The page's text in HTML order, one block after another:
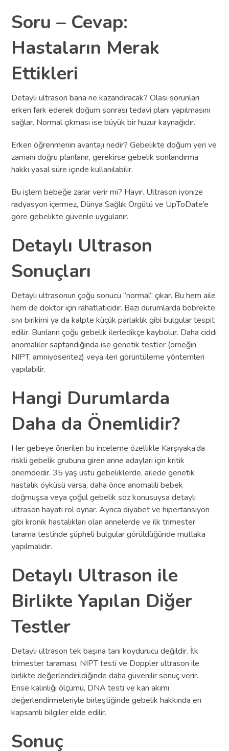
Soru – Cevap:
Hastaların Merak
Ettikleri
Detaylı ultrason bana ne kazandıracak? Olası sorunları
erken fark ederek doğum sonrası tedavi planı yapılmasını
sağlar. Normal çıkması ise büyük bir huzur kaynağıdır.
Erken öğrenmenin avantajı nedir? Gebelikte doğum yeri ve
zamanı doğru planlanır, gerekirse gebelik sonlandırma
hakkı yasal süre içinde kullanılabilir.
Bu işlem bebeğe zarar verir mi? Hayır. Ultrason iyonize
radyasyon içermez, Dünya Sağlık Örgütü ve UpToDate’e
göre gebelikte güvenle uygulanır.
Detaylı Ultrason
Sonuçları
Detaylı ultrasonun çoğu sonucu “normal” çıkar. Bu hem aile
hem de doktor için rahatlatıcıdır. Bazı durumlarda böbrekte
sıvı birikimi ya da kalpte küçük parlaklık gibi bulgular tespit
edilir. Bunların çoğu gebelik ilerledikçe kaybolur. Daha ciddi
anomaliler saptandığında ise genetik testler (örneğin
NIPT, amniyosentez) veya ileri görüntüleme yöntemleri
yapılabilir.
Hangi Durumlarda
Daha da Önemlidir?
Her gebeye önerilen bu inceleme özellikle Karşıyaka’da
riskli gebelik grubuna giren anne adayları için kritik
önemdedir. 35 yaş üstü gebeliklerde, ailede genetik
hastalık öyküsü varsa, daha önce anomalili bebek
doğmuşsa veya çoğul gebelik söz konusuysa detaylı
ultrason hayati rol oynar. Ayrıca diyabet ve hipertansiyon
gibi kronik hastalıkları olan annelerde ve ilk trimester
tarama testinde şüpheli bulgular görüldüğünde mutlaka
yapılmalıdır.
Detaylı Ultrason ile
Birlikte Yapılan Diğer
Testler
Detaylı ultrason tek başına tanı koydurucu değildir. İlk
trimester taraması, NIPT testi ve Doppler ultrason ile
birlikte değerlendirildiğinde daha güvenilir sonuç verir.
Ense kalınlığı ölçümü, DNA testi ve kan akımı
değerlendirmeleriyle birleştiğinde gebelik hakkında en
kapsamlı bilgiler elde edilir.
Sonuç